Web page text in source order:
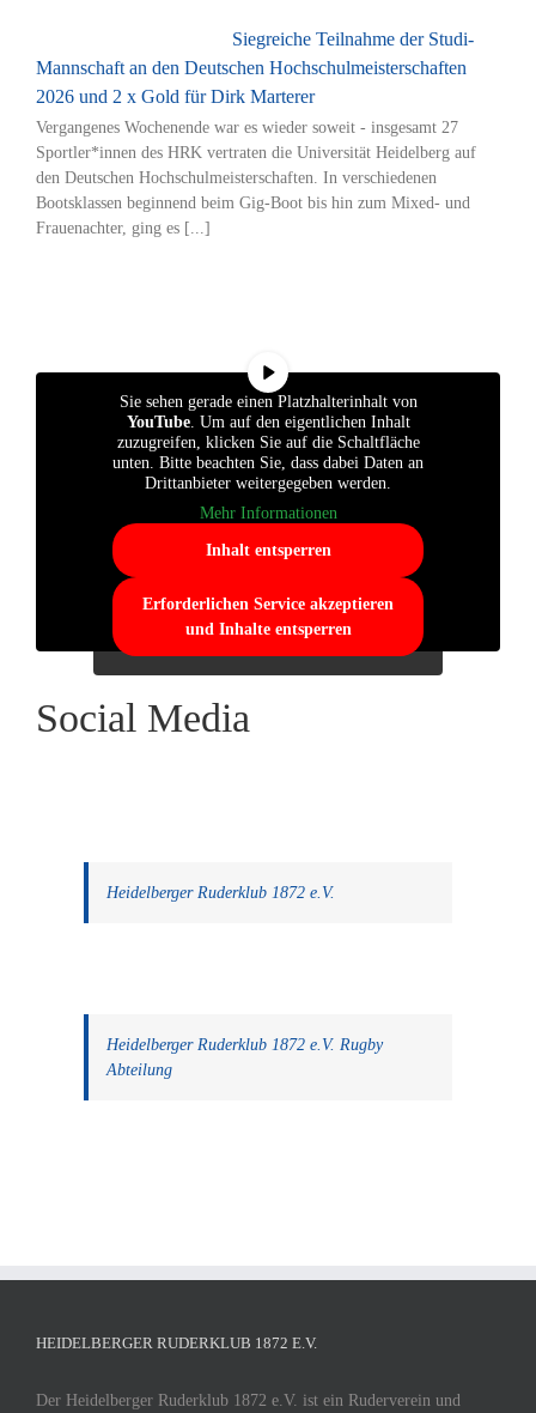
Siegreiche Teilnahme der Studi-
Mannschaft an den Deutschen Hochschulmeisterschaften
2026 und 2 x Gold für Dirk Marterer
Vergangenes Wochenende war es wieder soweit - insgesamt 27
Sportler*innen des HRK vertraten die Universität Heidelberg auf
den Deutschen Hochschulmeisterschaften. In verschiedenen
Bootsklassen beginnend beim Gig-Boot bis hin zum Mixed- und
Frauenachter, ging es [...]
Sie sehen gerade einen Platzhalterinhalt von
YouTube. Um auf den eigentlichen Inhalt
zuzugreifen, klicken Sie auf die Schaltfläche
unten. Bitte beachten Sie, dass dabei Daten an
Drittanbieter weitergegeben werden.
Mehr Informationen
Inhalt entsperren
Erforderlichen Service akzeptieren
und Inhalte entsperren
Social Media
Heidelberger Ruderklub 1872 e.V.
Heidelberger Ruderklub 1872 e.V. Rugby
Abteilung
HEIDELBERGER RUDERKLUB 1872 E.V.
Der Heidelberger Ruderklub 1872 e.V. ist ein Ruderverein und